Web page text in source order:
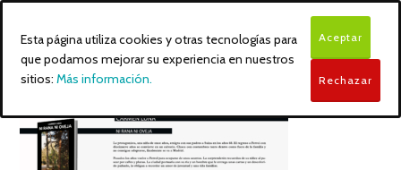
Esta página utiliza cookies y otras tecnologías para
que podamos mejorar su experiencia en nuestros
sitios: Más información.
Aceptar
Rechazar